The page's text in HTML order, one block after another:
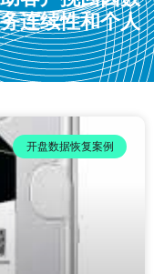
连续性和个人
开盘数据恢复案例